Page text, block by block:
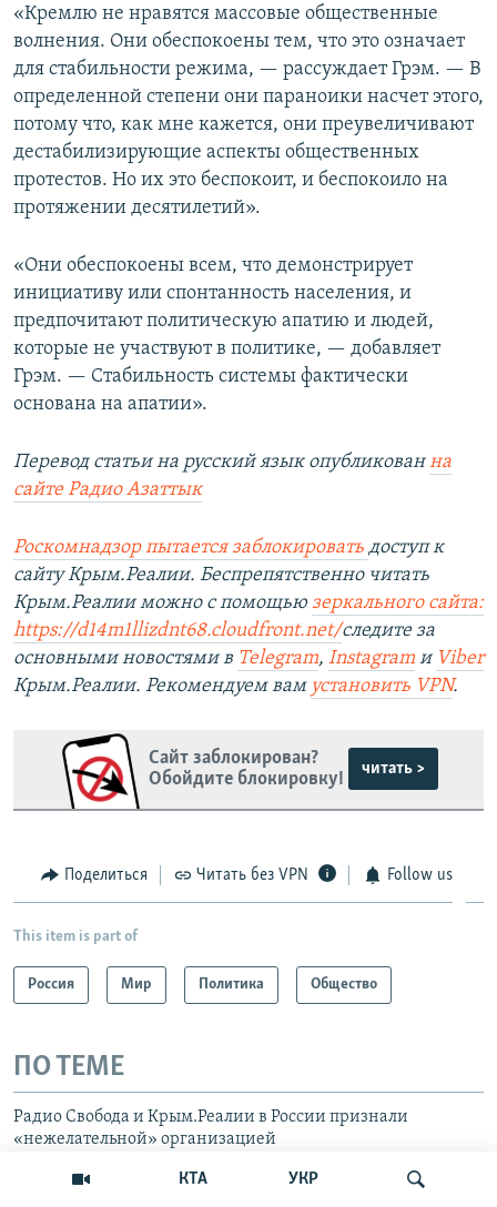
КТА УКР
«Кремлю не нравятся массовые общественные
волнения. Они обеспокоены тем, что это означает
для стабильности режима, — рассуждает Грэм. — В
определенной степени они параноики насчет этого,
потому что, как мне кажется, они преувеличивают
дестабилизирующие аспекты общественных
протестов. Но их это беспокоит, и беспокоило на
протяжении десятилетий».
«Они обеспокоены всем, что демонстрирует
инициативу или спонтанность населения, и
предпочитают политическую апатию и людей,
которые не участвуют в политике, — добавляет
Грэм. — Стабильность системы фактически
основана на апатии».
Перевод статьи на русский язык опубликованна
сайте Радио Азаттык
Роскомнадзор пытается заблокировать доступ к
сайту Крым.Реалии. Беспрепятственно читать
Крым.Реалии можно с помощью зеркального сайта:
https://d14m1llizdnt68.cloudfront.net/следите за
основными новостями в Telegram, Instagram и Viber
Крым.Реалии. Рекомендуем вам установить VPN.
Сайт заблокирован?
Обойдите блокировку!
читать >
Поделиться Читать без VPN Follow us
This item is part of
Россия Мир Политика Общество
ПО ТЕМЕ
Радио Свобода и Крым.Реалии в России признали
«нежелательной» организацией
Украина не видит оснований для признания Путина